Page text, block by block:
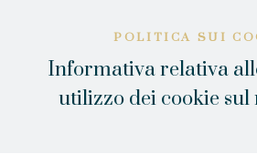
POLITICA SUI
Informativa relativa
utilizzo dei cookie sul